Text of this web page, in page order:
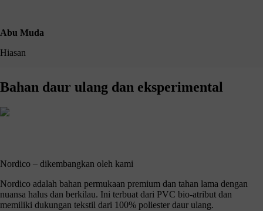
Abu Muda
Hiasan
Bahan daur ulang dan eksperimental
Nordico – dikembangkan oleh kami
Nordico adalah bahan permukaan premium dan tahan lama dengan
nuansa halus dan berkilau. Ini terbuat dari PVC bio-atribut dan
memiliki dukungan tekstil dari 100% poliester daur ulang.